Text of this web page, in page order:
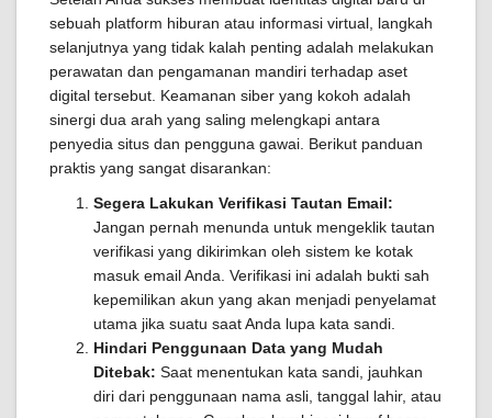
sebuah platform hiburan atau informasi virtual, langkah
selanjutnya yang tidak kalah penting adalah melakukan
perawatan dan pengamanan mandiri terhadap aset
digital tersebut. Keamanan siber yang kokoh adalah
sinergi dua arah yang saling melengkapi antara
penyedia situs dan pengguna gawai. Berikut panduan
praktis yang sangat disarankan:
Segera Lakukan Verifikasi Tautan Email:
Jangan pernah menunda untuk mengeklik tautan
verifikasi yang dikirimkan oleh sistem ke kotak
masuk email Anda. Verifikasi ini adalah bukti sah
kepemilikan akun yang akan menjadi penyelamat
utama jika suatu saat Anda lupa kata sandi.
Hindari Penggunaan Data yang Mudah
Ditebak: Saat menentukan kata sandi, jauhkan
diri dari penggunaan nama asli, tanggal lahir, atau